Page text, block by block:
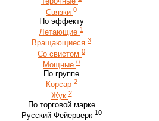
Связки 0
По эффекту
Летающие 1
Вращающиеся 3
Со свистом 0
Мощные 0
По группе
Корсар 2
Жук 2
По торговой марке
Русский Фейерверк 10